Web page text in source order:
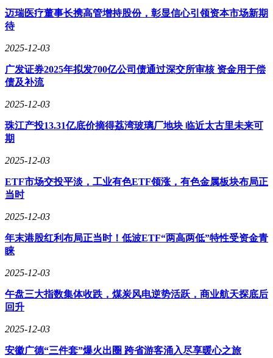
迈瑞医疗董事长携高管增持股份，彰显信心引领资本市场新期
待
2025-12-03
广发证券2025年拟发700亿公司债通过深交所审核 资金用于偿
债及补流
2025-12-03
珠江产投13.31亿底价摘得荔湾玻璃厂地块 临近太古里未来可
期
2025-12-03
ETF市场交投平淡，工业有色ETF领涨，有色金属板块布局正
当时
2025-12-03
年末港股红利布局正当时！低波ETF“两高两低”特性受资金青
睐
2025-12-03
午盘三大指数集体收跌，煤炭风电逆势活跃，商业航天探底后
回升
2025-12-03
安徽广德“三件套”爆火出圈 跨省游客涌入尽享暖心之旅